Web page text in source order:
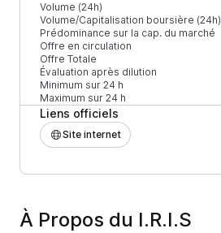
Volume (24h)
Volume/Capitalisation boursière (24h)
Prédominance sur la cap. du marché
Offre en circulation
Offre Totale
Évaluation après dilution
Minimum sur 24 h
Maximum sur 24 h
Liens officiels
Site internet
À Propos du I.R.I.S